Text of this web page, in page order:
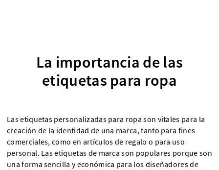
La importancia de las
etiquetas para ropa
Las etiquetas personalizadas para ropa son vitales para la
creación de la identidad de una marca, tanto para fines
comerciales, como en artículos de regalo o para uso
personal. Las etiquetas de marca son populares porque son
una forma sencilla y económica para los diseñadores de